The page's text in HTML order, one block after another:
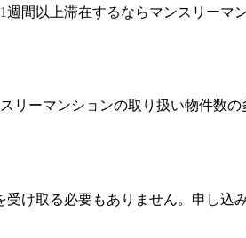
間以上滞在するならマンスリーマ
リーマンションの取り扱い物件数の
け取る必要もありません。申し込